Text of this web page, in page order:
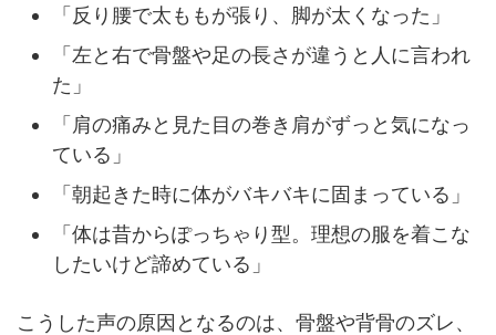
「反り腰で太ももが張り、脚が太くなった」
「左と右で骨盤や足の長さが違うと人に言われ
た」
「肩の痛みと見た目の巻き肩がずっと気になっ
ている」
「朝起きた時に体がバキバキに固まっている」
「体は昔からぽっちゃり型。理想の服を着こな
したいけど諦めている」
こうした声の原因となるのは、骨盤や背骨のズレ、